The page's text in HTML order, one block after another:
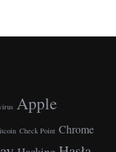
Apple
Check Point Chrome